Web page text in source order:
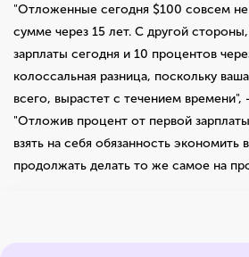
"Отложенные сегодня $100 совсем
сумме через 15 лет. С другой
зарплаты сегодня и 10 процентов
колоссальная разница, поскольку
всего, вырастет с течением времени",
"Отложив процент от первой
взять на себя обязанность экономить
продолжать делать то же самое на